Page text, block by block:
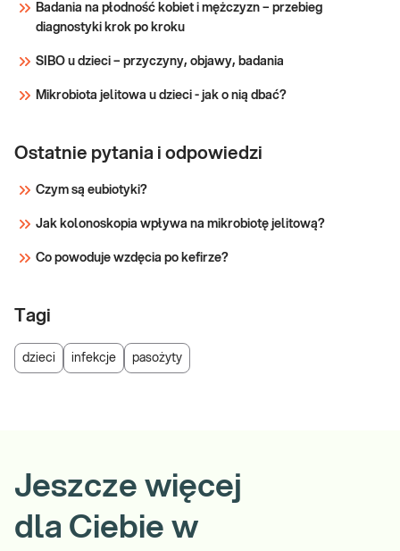
przyczyny infek
Badania na płodność kobiet i mężczyzn – przebieg
diagnostyki krok po kroku
SIBO u dzieci – przyczyny, objawy, badania
Mikrobiota jelitowa u dzieci - jak o nią dbać?
Ostatnie pytania i odpowiedzi
Czym są eubiotyki?
Jak kolonoskopia wpływa na mikrobiotę jelitową?
Co powoduje wzdęcia po kefirze?
Tagi
dzieci infekcje pasożyty
Jeszcze więcej
dla Ciebie w